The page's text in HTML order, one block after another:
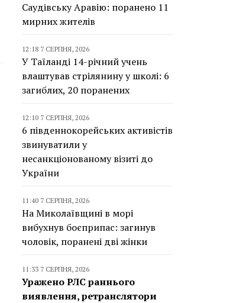
Саудівську Аравію: поранено 11
мирних жителів
12:18 7 СЕРПНЯ, 2026
У Таїланді 14-річний учень
влаштував стрілянину у школі: 6
загиблих, 20 поранених
12:10 7 СЕРПНЯ, 2026
6 південнокорейських активістів
звинуватили у
несанкціонованому візиті до
України
11:40 7 СЕРПНЯ, 2026
На Миколаївщині в морі
вибухнув боєприпас: загинув
чоловік, поранені дві жінки
11:33 7 СЕРПНЯ, 2026
Уражено РЛС раннього
виявлення, ретранслятори